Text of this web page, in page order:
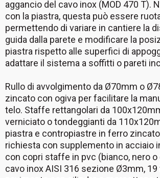
aggancio del cavo inox (MOD 470 T).
con la piastra, questa può essere
permettendo di variare in cantiere la
guida dalla parete e modificare la
piastra rispetto alle superfici di
adattare il sistema a soffitti o pareti
Rullo di avvolgimento da Ø70mm o
zincato con ogiva per facilitare la
telo. Staffe rettangolari da
verniciato o tondeggianti da
piastra e contropiastre in ferro
richiesta con supplemento in acciaio
con copri staffe in pvc (bianco, nero o
cavo inox AISI 316 sezione Ø3mm, 19